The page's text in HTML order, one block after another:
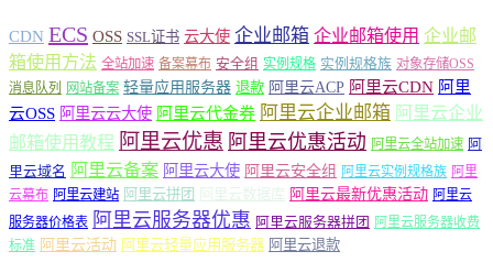
CDN ECS OSS SSL证书 云大使 企业邮箱 企业邮箱使用 企业邮
箱使用方法 全站加速 备案幕布 安全组 实例规格 实例规格族 对象存储OSS
消息队列
网站备案 轻量应用服务器 退款 阿里云ACP 阿里云CDN 阿里
云OSS 阿里云云大使 阿里云代金券 阿里云企业邮箱 阿里云企业
邮箱使用教程 阿里云优惠 阿里云优惠活动 阿里云全站加速 阿
里云域名 阿里云备案 阿里云大使 阿里云安全组 阿里云实例规格族 阿里
云幕布 阿里云建站 阿里云拼团 阿里云数据库 阿里云最新优惠活动 阿里云
服务器价格表 阿里云服务器优惠 阿里云服务器拼团 阿里云服务器收费
标准 阿里云活动 阿里云轻量应用服务器 阿里云退款